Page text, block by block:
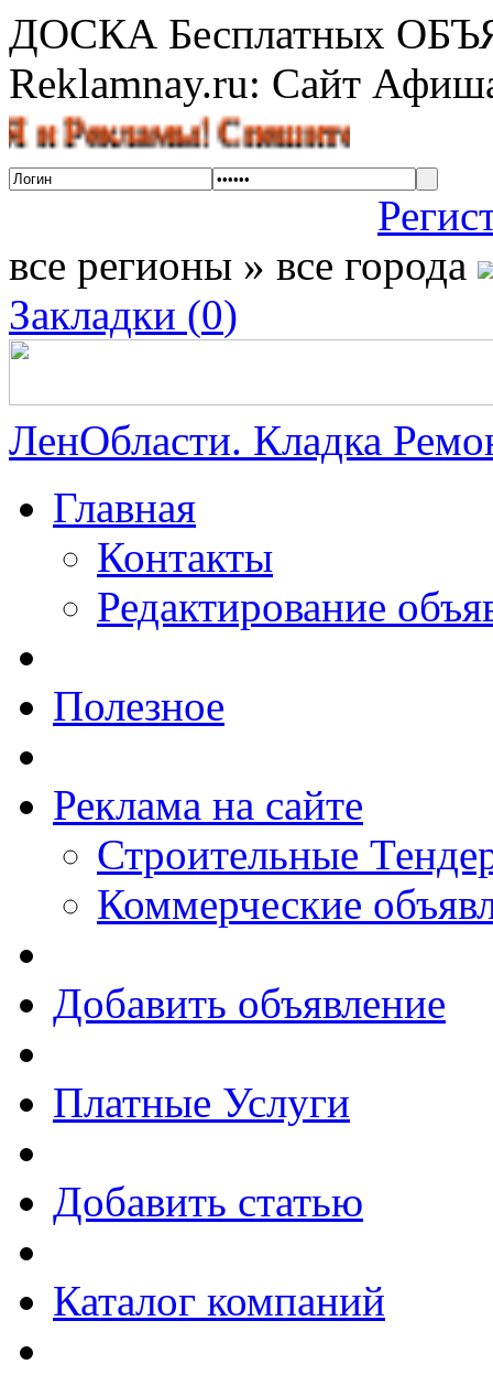
ДОСКА Бесплатных
Reklamnay.ru: Сайт
Спешите разместить
все регионы » все города
Закладки (0)
ЛенОбласти. Кладка
Главная
Контакты
Редактирование
Полезное
Реклама на сайте
Строительные
Коммерческие
Добавить объявление
Платные Услуги
Добавить статью
Каталог компаний